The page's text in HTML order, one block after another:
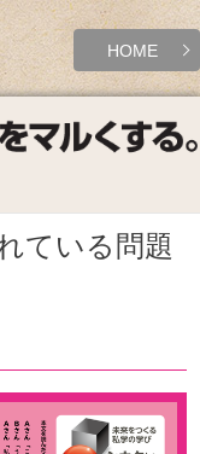
HOME
ている問題